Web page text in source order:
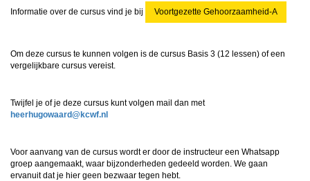
Informatie over de cursus vind je bij Voortgezette Gehoorzaamheid-A
Om deze cursus te kunnen volgen is de cursus Basis 3 (12 lessen) of een
vergelijkbare cursus vereist.
Twijfel je of je deze cursus kunt volgen mail dan met
draawoguhreeh@kcwf.nl
Voor aanvang van de cursus wordt er door de instructeur een Whatsapp
groep aangemaakt, waar bijzonderheden gedeeld worden. We gaan
ervanuit dat je hier geen bezwaar tegen hebt.